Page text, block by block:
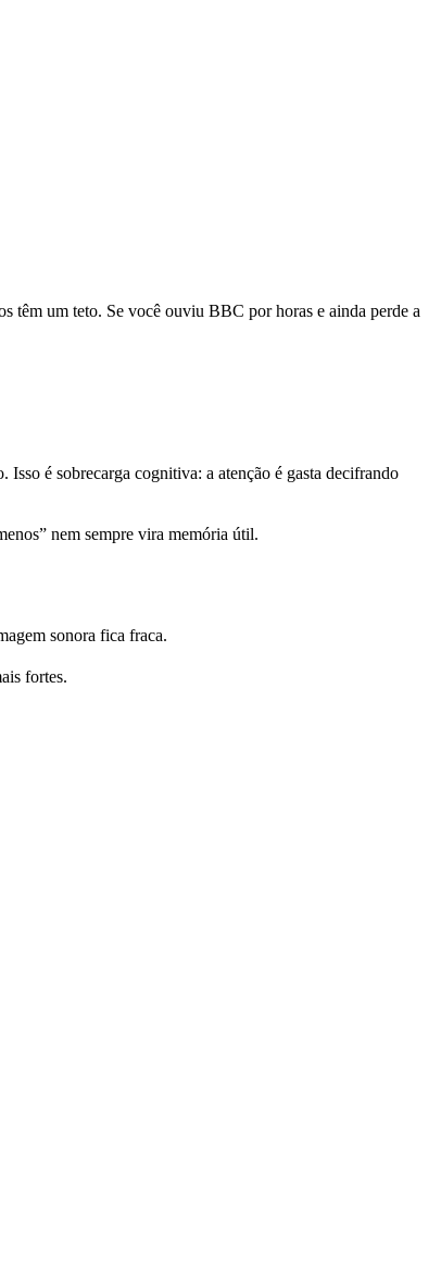
têm um teto. Se você ouviu BBC por horas e ainda perde a
é sobrecarga cognitiva: a atenção é gasta decifrando
nem sempre vira memória útil.
sonora fica fraca.
fortes.